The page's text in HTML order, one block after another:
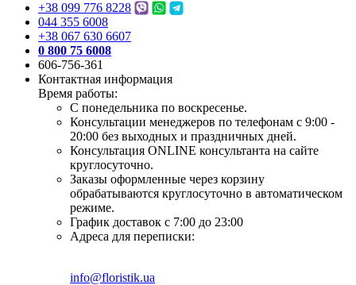
+38 099 776 8228
044 355 6008
+38 067 630 6607
0 800 75 6008
606-756-361
Контактная информация
Время работы:
С понедельника по воскресенье.
Консультации менеджеров по телефонам с 9:00 -
20:00 без выходных и праздничных дней.
Консультация ONLINE консультанта на сайте
круглосуточно.
Заказы оформленные через корзину
обрабатываются круглосуточно в автоматическом
режиме.
График доставок с 7:00 до 23:00
Адреса для переписки:
info@floristik.ua